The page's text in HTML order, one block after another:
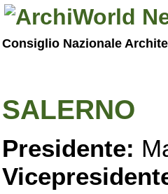
Consiglio Nazionale
SALERNO
Presidente: